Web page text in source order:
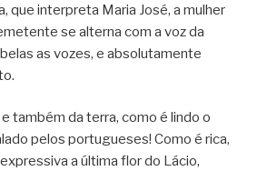
que interpreta Maria José, a mulher
se alterna com a voz da
as vozes, e absolutamente
também da terra, como é lindo o
pelos portugueses! Como é rica,
a última flor do Lácio,